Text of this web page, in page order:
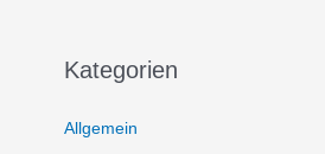
Kategorien
Allgemein